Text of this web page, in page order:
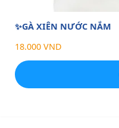
✨GÀ XIÊN NƯỚC NẮM
18.000 VND